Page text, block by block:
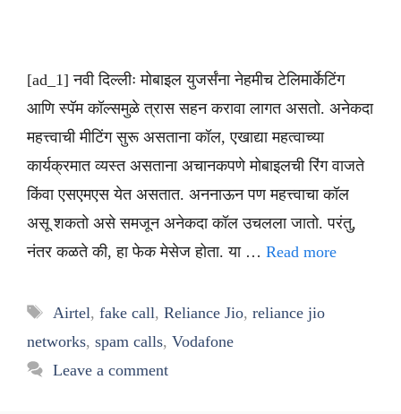
[ad_1] नवी दिल्लीः मोबाइल युजर्संना नेहमीच टेलिमार्केटिंग
आणि स्पॅम कॉल्समुळे त्रास सहन करावा लागत असतो. अनेकदा
महत्त्वाची मीटिंग सुरू असताना कॉल, एखाद्या महत्वाच्या
कार्यक्रमात व्यस्त असताना अचानकपणे मोबाइलची रिंग वाजते
किंवा एसएमएस येत असतात. अननाऊन पण महत्त्वाचा कॉल
असू शकतो असे समजून अनेकदा कॉल उचलला जातो. परंतु,
नंतर कळते की, हा फेक मेसेज होता. या … Read more
Tags
Airtel, fake call, Reliance Jio, reliance jio
networks, spam calls, Vodafone
Leave a comment